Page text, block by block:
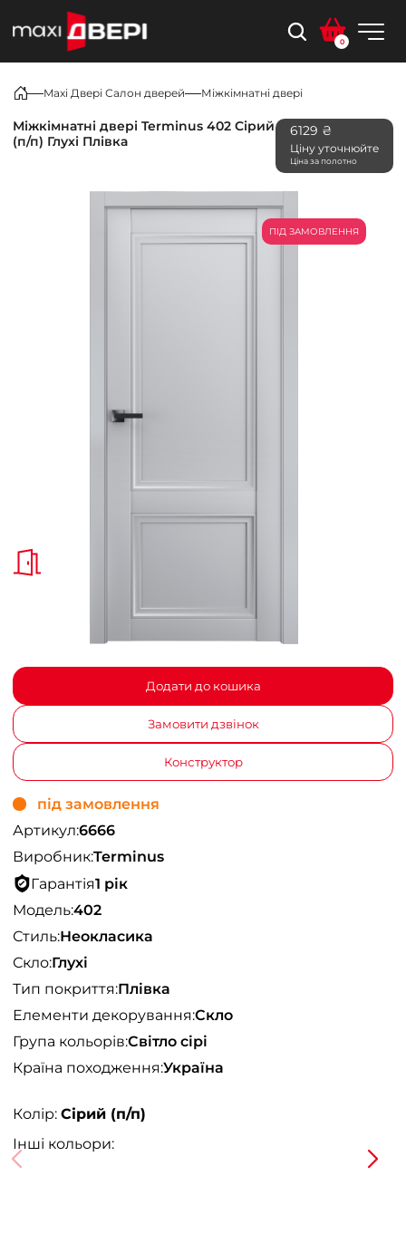
0
Maxi Двері Салон дверей Міжкімнатні двері
Міжкімнатні двері Terminus 402 Сірий
(п/п) Глухі Плівка
6129 ₴
Ціну уточнюйте
Ціна за полотно
ПІД ЗАМОВЛЕННЯ
Додати до кошика
Замовити дзвінок
Конструктор
під замовлення
Артикул:6666
Виробник:Terminus
Гарантія1 рік
Модель:402
Стиль:Неокласика
Скло:Глухі
Тип покриття:Плівка
Елементи декорування:Скло
Група кольорів:Світло сірі
Країна походження:Україна
Колір: Сірий (п/п)
Інші кольори: